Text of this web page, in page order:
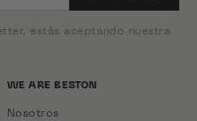
estás aceptando nuestra
WE ARE BESTON
Nosotros